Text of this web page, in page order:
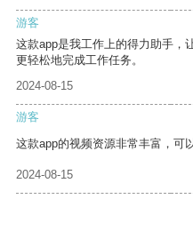
游客
这款app是我工作上的得力助手，
更轻松地完成工作任务。
2024-08-15
游客
这款app的视频资源非常丰富，可
2024-08-15